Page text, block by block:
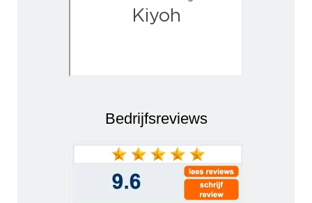
Bedrijfsreviews